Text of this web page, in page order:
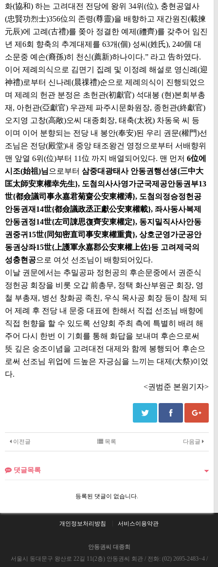
화(協和) 하는 고려대전 전당에 왕위 34위(位), 충현공열사
(忠賢功烈士)356位의 존령(尊靈)을 배향하고 재간원진(載揀
元辰)에 고례(古禮)를 쫒아 정결한 예제(禮齊)를 갖추어 임진
년 제6회 향축의 추계대제를 63개(個) 성씨(姓氏), 240個 대
소문중 예손(裔孫)히 천신(薦新)하나이다.” 라고 告하였다.
이어 제례의식으로 김면기 집례 및 이정례 해설로 영신례(迎
神禮)로부터 신나례(晨祼禮)순으로 제례의식이 진행되었으
며 제례의 헌관 분정은 초헌관(初獻官) 석대봉 (현)본회부총
재, 아헌관(亞獻官) 우관제 파주시문화원장, 종헌관(終獻官)
오지영 고창(高敞)오씨 대종회장, 태축(太祝) 차동욱 씨 등
이며 이어 분향되는 전당 내 봉안(奉安)된 우리 권문(權門)선
조님은 전당(殿堂)내 중앙 태조왕건 영정으로부터 서배향위
맨 앞열 6위(位)부터 11位 까지 배열되어있다. 맨 먼저 6位에
시조(始祖)님 으로부터 삼중대광태사 안동권행선생{三中大
匡太師安東權幸先生}, 도첨의사사영가군국제공안동권부13
世{都僉議司事永嘉君菊齌公安東權溥}, 도첨의정승정헌공
안동권재14世{都僉議政丞正獻公安東權載}, 좌사동사복제
안동권정14世{左司諌思復齊安東權定}, 동지밀직사사안동
권중귀15世{同知密直司事安東權重貴}, 상호군영가군공안
동권상좌15世{上護軍永嘉郡公安東權上佐}등 고려제국의
성충현공으로 여섯 선조님이 배향되어있다.
이날 권문에서는 추밀공파 정헌공의 후손문중에서 권준식
정헌공 회장을 비롯 오갑 前총무, 정택 화산부원군 회장, 영
철 부총재, 병선 창화공 족친, 우식 목사공 회장 등이 참제 되
어 제례 후 전당 내 문중 대표에 한해서 직접 선조님 배향에
직접 헌향을 할 수 있도록 선양회 주최 측에 특별히 배려 해
주어 다시 한번 이 기회를 통해 화답을 보내며 후손으로써
뜻 깊은 숭조이념을 고려대전 대제와 함께 봉행되어 후손으
로써 선조님 위업에 드높은 자긍심을 느끼는 대제(大祭)이었
다.
<권범준 본원기자>
이전글 다음글
목록
댓글목록
등록된 댓글이 없습니다.
개인정보처리방침 서비스이용약관
안동권씨 대종회
서울시 동대문구 왕산로 22길 11(2층) 안동권씨 회관 / 전화: (02) 2695-2483~4 /